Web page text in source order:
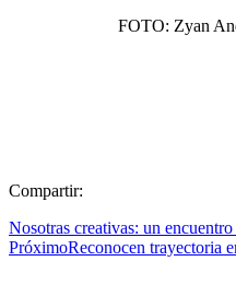
FOTO: Zyan
Compartir:
Nosotras creativas: un
PróximoReconocen trayectoria